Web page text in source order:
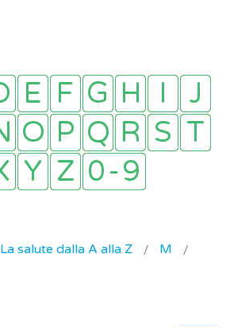
La salute dalla A alla Z
M